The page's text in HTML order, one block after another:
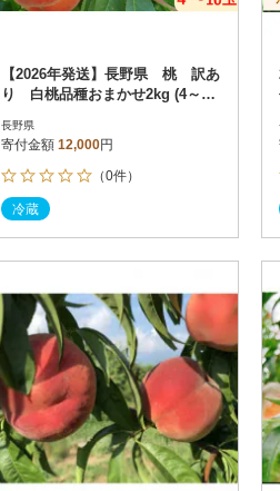
【2026年発送】長野県 桃 訳あ
り 白桃品種おまかせ2kg (4～10
長野県
寄付金額 12,000円
（0件）
冷蔵